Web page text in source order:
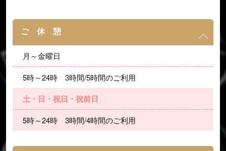
ご 休 憩
月～金曜日
5時～24時　3時間/5時間のご利用
土・日・祝日・祝前日
5時～24時　3時間/4時間のご利用